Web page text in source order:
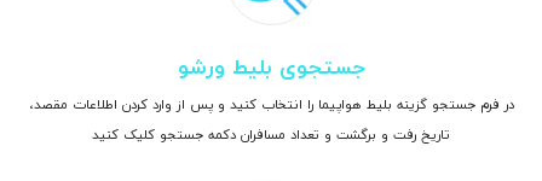
جستجوی بلیط ورشو
در فرم جستجو گزینه بلیط هواپیما را انتخاب کنید و پس از وارد کردن اطلاعات مقصد،
تاریخ رفت و برگشت و تعداد مسافران دکمه جستجو کلیک کنید